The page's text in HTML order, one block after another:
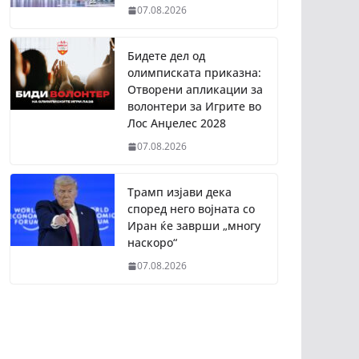
07.08.2026
Бидете дел од
олимписката приказна:
Отворени апликации за
волонтери за Игрите во
Лос Анџелес 2028
07.08.2026
Трамп изјави дека
според него војната со
Иран ќе заврши „многу
наскоро“
07.08.2026